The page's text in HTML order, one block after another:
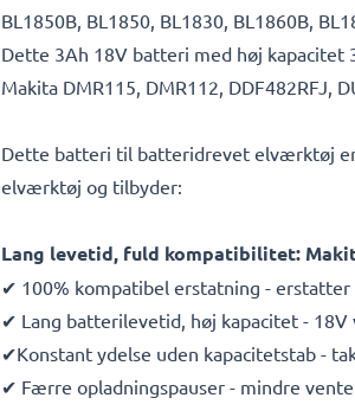
BL1850B, BL1850, BL1830, BL1860B,
Dette 3Ah 18V batteri med høj
Makita DMR115, DMR112,
Dette batteri til batteridrevet elværktøj er
elværktøj og tilbyder:
Lang levetid, fuld kompatibilitet:
✔ 100% kompatibel erstatning - erstatter
✔ Lang batterilevetid, høj kapacitet -
✔Konstant ydelse uden kapacitetstab -
✔ Færre opladningspauser - mindre